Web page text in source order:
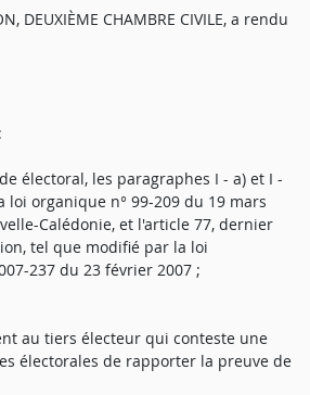
DEUXIÈME CHAMBRE CIVILE, a rendu
électoral, les paragraphes I - a) et I -
loi organique n° 99-209 du 19 mars
Calédonie, et l'article 77, dernier
tel que modifié par la loi
237 du 23 février 2007 ;
au tiers électeur qui conteste une
électorales de rapporter la preuve de